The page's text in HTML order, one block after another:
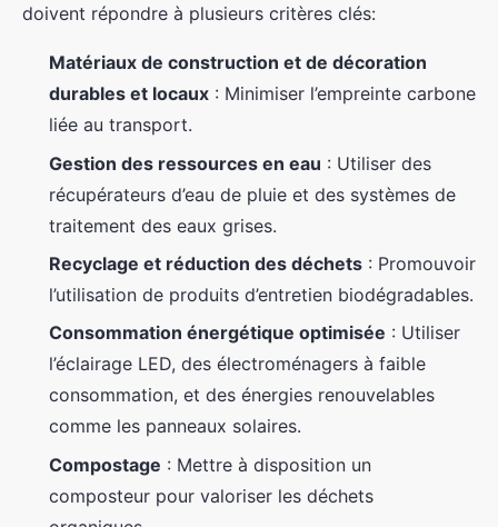
doivent répondre à plusieurs critères clés:
Matériaux de construction et de décoration
durables et locaux : Minimiser l’empreinte carbone
liée au transport.
Gestion des ressources en eau : Utiliser des
récupérateurs d’eau de pluie et des systèmes de
traitement des eaux grises.
Recyclage et réduction des déchets : Promouvoir
l’utilisation de produits d’entretien biodégradables.
Consommation énergétique optimisée : Utiliser
l’éclairage LED, des électroménagers à faible
consommation, et des énergies renouvelables
comme les panneaux solaires.
Compostage : Mettre à disposition un
composteur pour valoriser les déchets